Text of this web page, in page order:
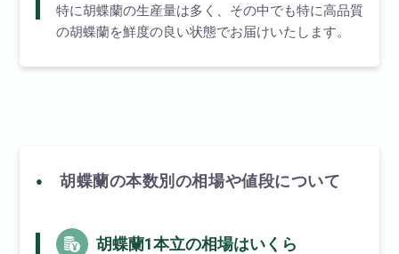
特に胡蝶蘭の生産量は多く、その中でも特に高品質
の胡蝶蘭を鮮度の良い状態でお届けいたします。
胡蝶蘭の本数別の相場や値段について
胡蝶蘭1本立の相場はいくら